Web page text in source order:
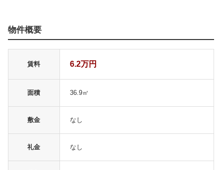
物件概要
賃料 6.2万円
面積 36.9㎡
敷金 なし
礼金 なし